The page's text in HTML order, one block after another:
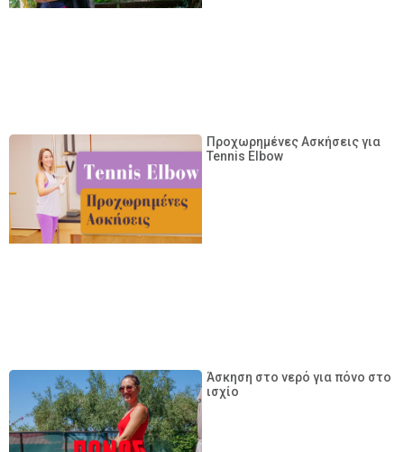
Προχωρημένες Ασκήσεις για
Tennis Elbow
Άσκηση στο νερό για πόνο στο
ισχίο